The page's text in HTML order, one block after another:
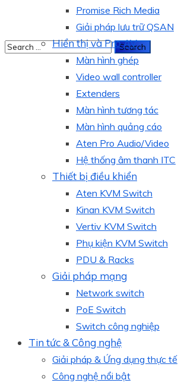
Promise Rich Media
Giải pháp lưu trữ QSAN
Hiển thị và Pro AV
Màn hình ghép
Video wall controller
Extenders
Màn hình tương tác
Màn hình quảng cáo
Aten Pro Audio/Video
Hệ thống âm thanh ITC
Thiết bị điều khiển
Aten KVM Switch
Kinan KVM Switch
Vertiv KVM Switch
Phụ kiện KVM Switch
PDU & Racks
Giải pháp mạng
Network switch
PoE Switch
Switch công nghiệp
Tin tức & Công nghệ
Giải pháp & Ứng dụng thực tế
Công nghệ nổi bật